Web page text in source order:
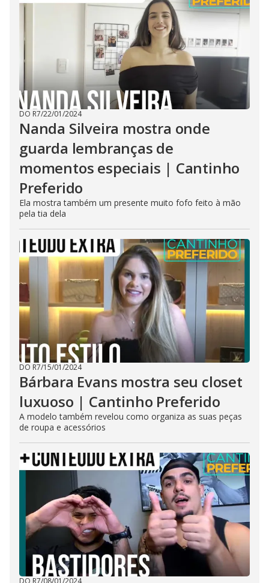
DO R7/22/01/2024
Nanda Silveira mostra onde
guarda lembranças de
momentos especiais | Cantinho
Preferido
Ela mostra também um presente muito fofo feito à mão
pela tia dela
DO R7/15/01/2024
Bárbara Evans mostra seu closet
luxuoso | Cantinho Preferido
A modelo também revelou como organiza as suas peças
de roupa e acessórios
DO R7/08/01/2024